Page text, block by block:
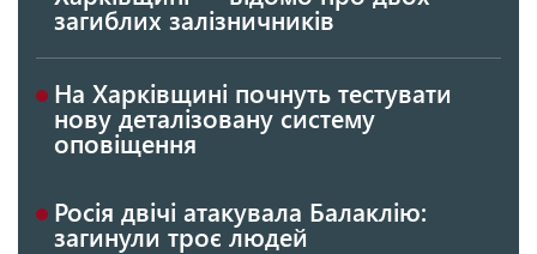
загиблих залізничників
На Харківщині почнуть тестувати
нову деталізовану систему
оповіщення
Росія двічі атакувала Балаклію:
загинули троє людей